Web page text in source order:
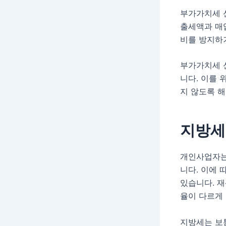
부가가치세
출세액과
비를 방지
부가가치세
니다. 이를
지 않도록
지방
개인사업자
니다. 이에
있습니다.
율이 다르게
지방세는